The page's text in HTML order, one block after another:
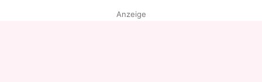
Anzeige